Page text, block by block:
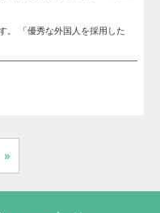
。 「優秀な外国人を採用した
»